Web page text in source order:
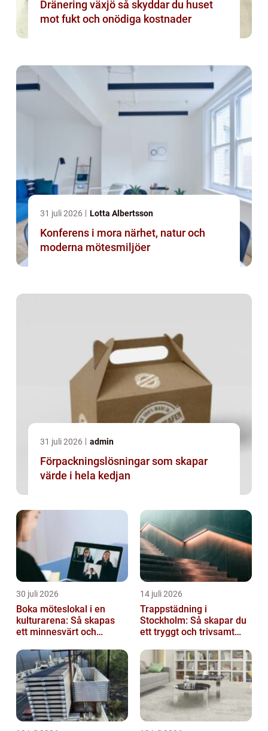
Dränering växjö så skyddar du huset
mot fukt och onödiga kostnader
31 juli 2026 Lotta Albertsson
Konferens i mora närhet, natur och
moderna mötesmiljöer
31 juli 2026 admin
Förpackningslösningar som skapar
värde i hela kedjan
30 juli 2026
Boka möteslokal i en
kulturarena: Så skapas
ett minnesvärt och
14 juli 2026
Trappstädning i
Stockholm: Så skapar du
ett tryggt och trivsamt